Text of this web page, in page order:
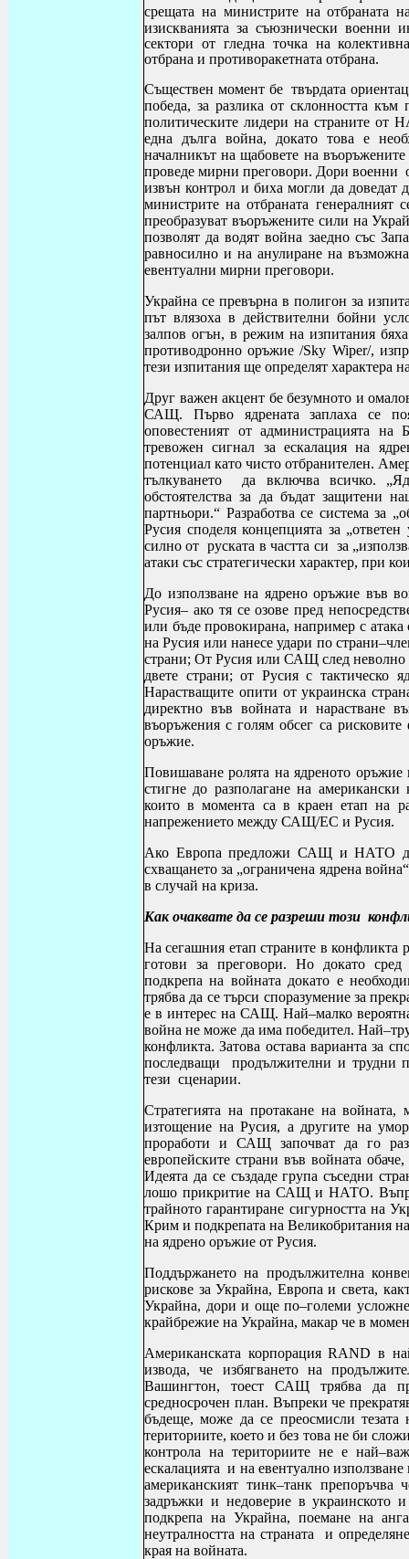
срещата на министрите на
изискванията за съюзнически военни
сектори от гледна точка на
отбрана и противоракетната отбрана.
Съществен момент бе твърдата
победа, за разлика от склонността
политическите лидери на страните от
една дълга война, докато това е
началникът на щабовете на
проведе мирни преговори. Дори
извън контрол и биха могли да
министрите на отбраната
преобразуват въоръжените сили на
позволят да водят война заедно със
равносилно и на анулиране на
евентуални мирни преговори.
Украйна се превърна в полигон за
път влязоха в действителни бойни
залпов огън, в режим на изпитания
противодронно оръжие /Sky Wiper/,
тези изпитания ще определят характера
Друг важен акцент бе безумното и
САЩ. Първо ядрената заплаха се
оповестеният от администрацията
тревожен сигнал за ескалация на
потенциал като чисто отбранителен.
тълкуването да включва всичко.
обстоятелства за да бъдат защитени
партньори.“ Разработва се система за
Русия споделя концепцията за
силно от руската в частта си за
атаки със стратегически характер, при
До използване на ядрено оръжие във
Русия– ако тя се озове пред
или бъде провокирана, например с
на Русия или нанесе удари по
страни; От Русия или САЩ след неволно
двете страни; от Русия с тактическо
Нарастващите опити от украинска
директно във войната и нарастване
въоръжения с голям обсег са
оръжие.
Повишаване ролята на ядреното оръжие
стигне до разполагане на
които в момента са в краен етап на
напрежението между САЩ/ЕС и Русия.
Ако Европа предложи САЩ и НАТО да
схващането за „ограничена ядрена
в случай на криза.
Как очаквате да се разреши този
На сегашния етап страните в конфликта
готови за преговори. Но докато сред
подкрепа на войната докато е
трябва да се търси споразумение за
е в интерес на САЩ. Най–малко
война не може да има победител.
конфликта. Затова остава варианта за
последващи продължителни и трудни
тези сценарии.
Стратегията на протакане на
изтощение на Русия, а другите на
проработи и САЩ започват да го
европейските страни във войната
Идеята да се създаде група съседни
лошо прикритие на САЩ и НАТО.
трайното гарантиране сигурността на
Крим и подкрепата на Великобритания
на ядрено оръжие от Русия.
Поддържането на продължителна
рискове за Украйна, Европа и света,
Украйна, дори и още по–големи
крайбрежие на Украйна, макар че в
Американската корпорацияRANDв
извода, че избягването на
Вашингтон, тоест САЩ трябва да
средносрочен план. Въпреки че
бъдеще, може да се преосмисли тезата
териториите, което и без това не би
контрола на териториите не е
ескалацията и на евентуално
американският тинк–танк препоръчва
задръжки и недоверие в украинското
подкрепа на Украйна, поемане на
неутралността на страната и
края на войната.